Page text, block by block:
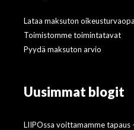
Lataa maksuton
Toimistomme toimintatavat
Pyydä maksuton arvio
Uusimmat blogit
LIIPOssa voittamamme tapaus